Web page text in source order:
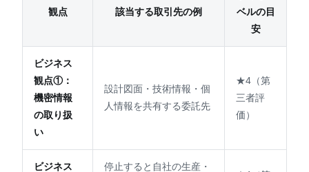
観点 該当する取引先の例
ベルの目
安
ビジネス
観点①：
機密情報
の取り扱
い
設計図面・技術情報・個
人情報を共有する委託先
★4（第
三者評
価）
ビジネス
停止すると自社の生産・